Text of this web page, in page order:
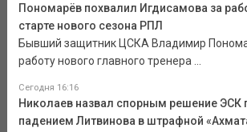
Пономарёв похвалил Игдисамова за
старте нового сезона РПЛ
Бывший защитник ЦСКА Владимир
работу нового главного тренера ...
Сегодня 16:16
Николаев назвал спорным решение ЭСК
падением Литвинова в штрафной